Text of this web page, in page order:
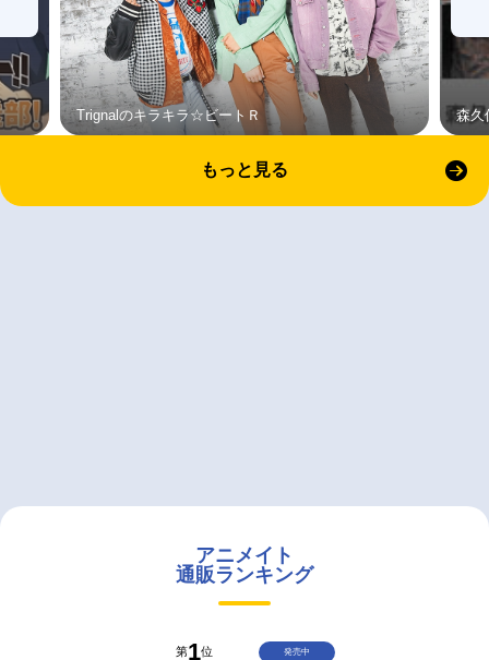
Trignalのキラキラ☆ビートＲ 森久
もっと見る
アニメイト
通販ランキング
第1位 発売中